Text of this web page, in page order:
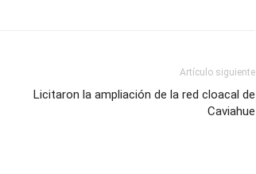
Artículo siguiente
Licitaron la ampliación de la red cloacal de
Caviahue